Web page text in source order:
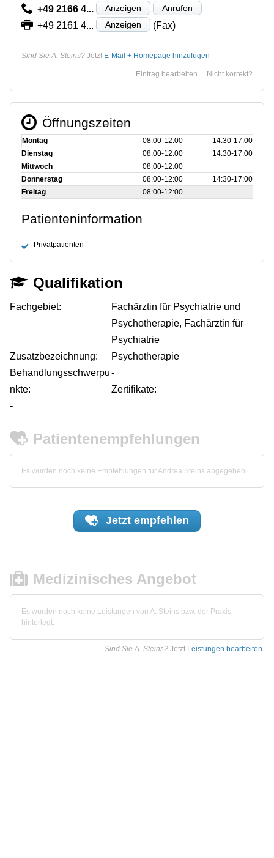
+49 2166 4... Anzeigen Anrufen
+49 2161 4... Anzeigen (Fax)
Sind Sie A. Steins? Jetzt E-Mail + Homepage hinzufügen
Nicht korrekt?
Eintrag bearbeiten
Öffnungszeiten
Montag 08:00‑12:00
14:30‑17:00
Dienstag
08:00‑12:00
14:30‑17:00
Mittwoch
08:00‑12:00
Donnerstag
08:00‑12:00
14:30‑17:00
Freitag
08:00‑12:00
Patienteninformation
Privatpatienten
Qualifikation
Fachgebiet:
Fachärztin für Psychiatrie und
Psychotherapie, Fachärztin für
Psychiatrie
Zusatzbezeichnung:
Psychotherapie
Behandlungsschwerpu
nkte:
-
Zertifikate:
-
Patientenempfehlungen
Es wurden noch keine Empfehlungen für Andrea Steins abgegeben.
Jetzt empfehlen
Medizinisches Angebot
Es wurden noch keine Leistungen von A. Steins bzw. der Praxis
hinterlegt.
Sind Sie A. Steins? Jetzt Leistungen bearbeiten.